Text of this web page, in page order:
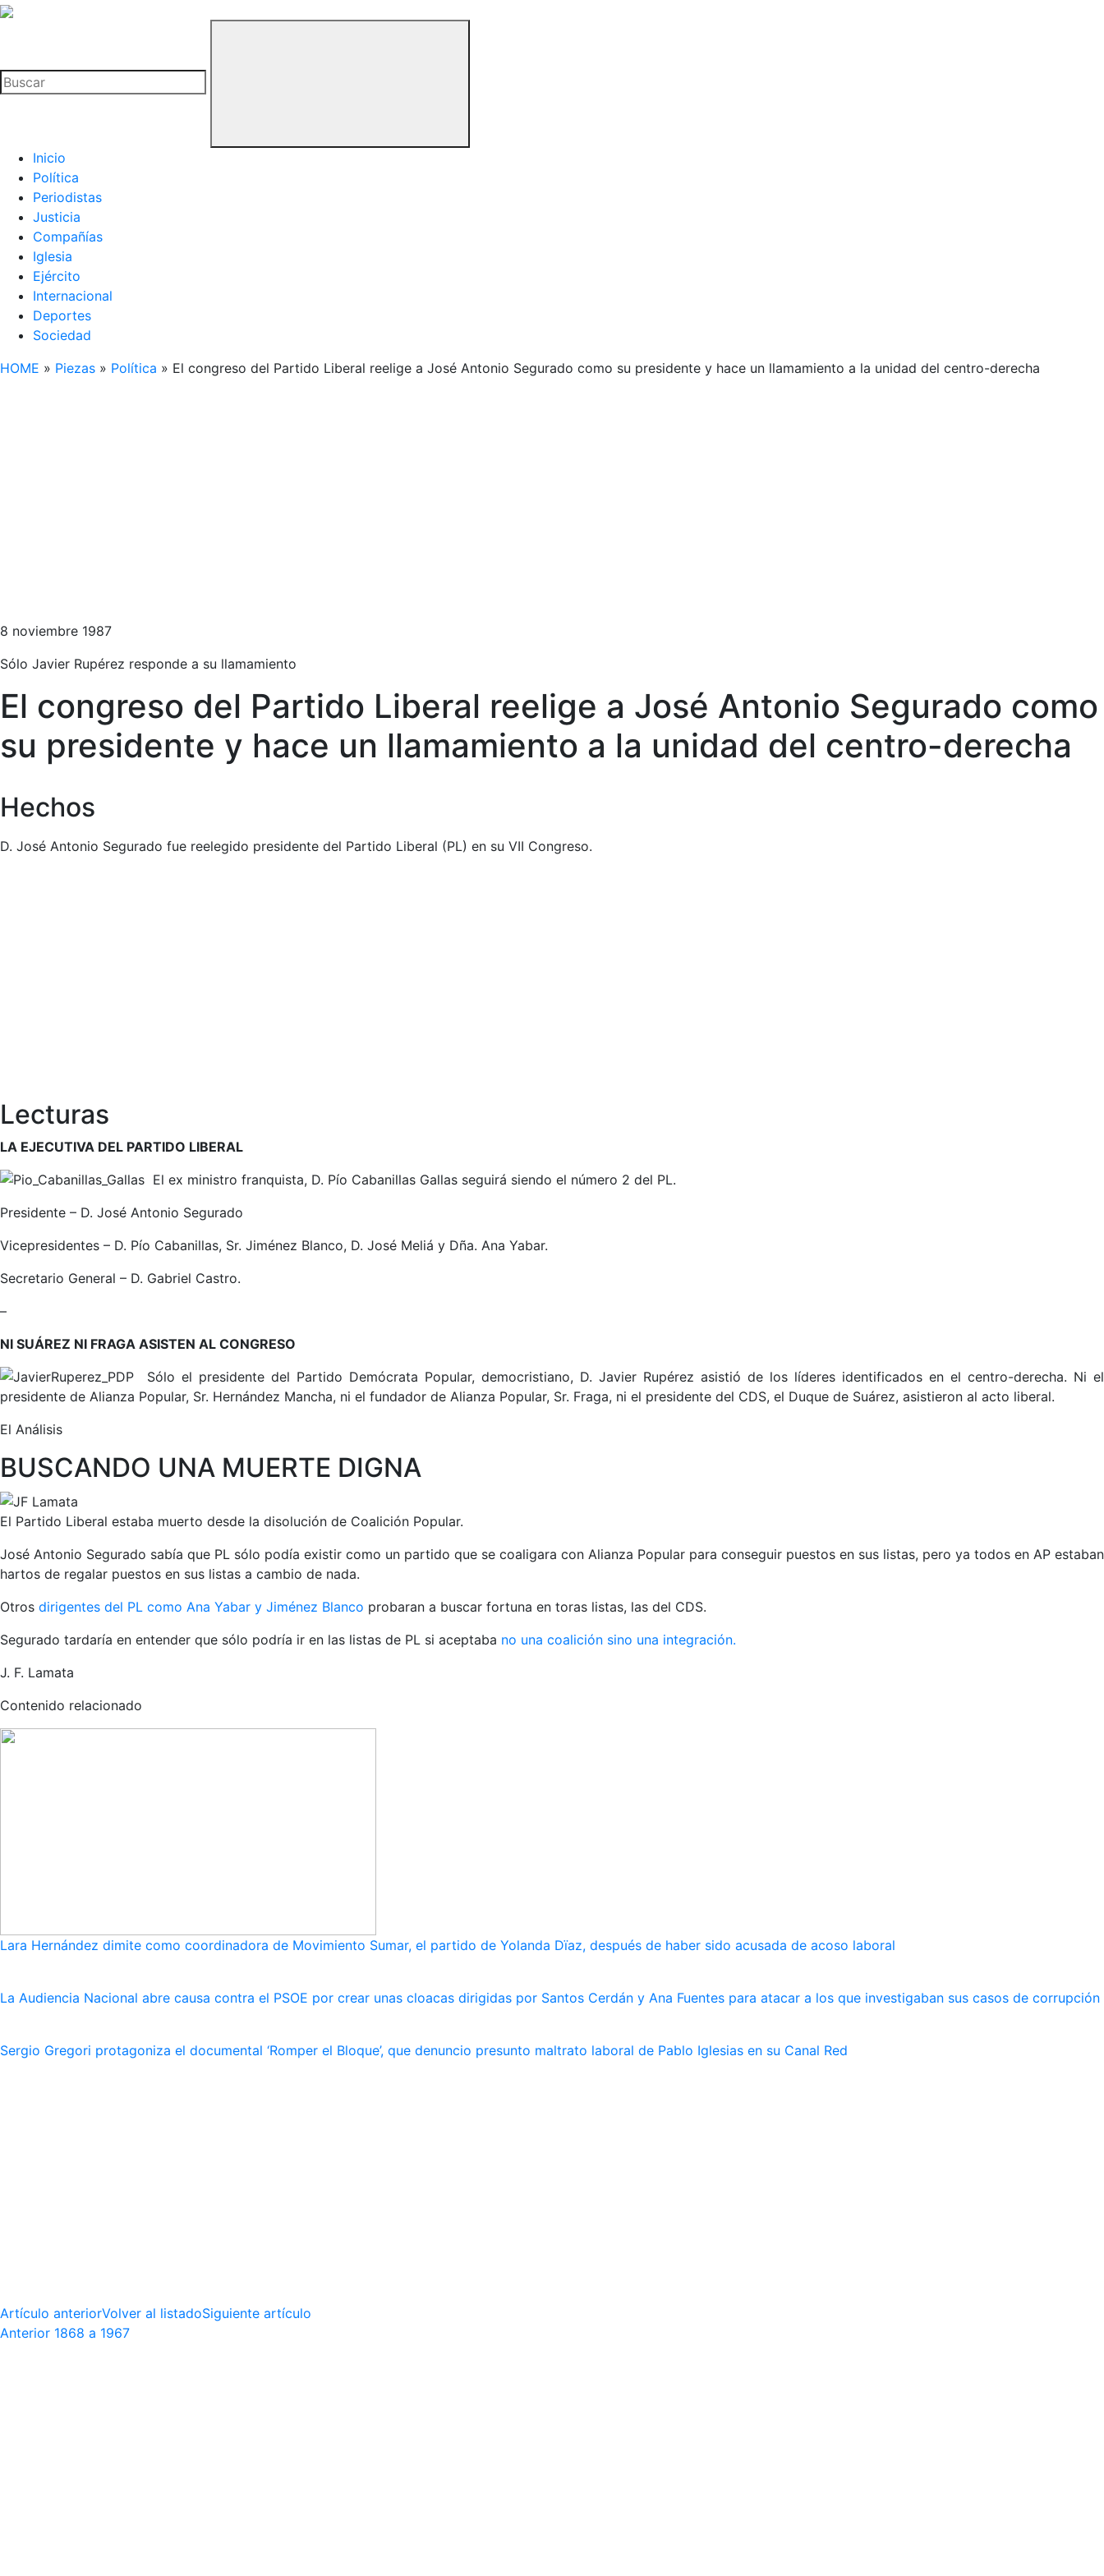
La
Buitre
Inicio
Política
Periodistas
Justicia
Compañías
Iglesia
Ejército
Internacional
Deportes
Sociedad
HOME » Piezas » Política » El congreso del Partido Liberal reelige a José Antonio Segurado como su presidente y hace un llamamiento a la unidad del centro-derecha
8 noviembre 1987
Sólo Javier Rupérez responde a su llamamiento
El congreso del Partido Liberal reelige a José Antonio Segurado como
su presidente y hace un llamamiento a la unidad del centro-derecha
Hechos
D. José Antonio Segurado fue reelegido presidente del Partido Liberal (PL) en su VII Congreso.
Lecturas
LA EJECUTIVA DEL PARTIDO LIBERAL
El ex ministro franquista, D. Pío Cabanillas Gallas seguirá siendo el número 2 del PL.
Presidente – D. José Antonio Segurado
Vicepresidentes – D. Pío Cabanillas, Sr. Jiménez Blanco, D. José Meliá y Dña. Ana Yabar.
Secretario General – D. Gabriel Castro.
–
NI SUÁREZ NI FRAGA ASISTEN AL CONGRESO
Sólo el presidente del Partido Demócrata Popular, democristiano, D. Javier Rupérez asistió de los líderes identificados en el centro-derecha. Ni el
presidente de Alianza Popular, Sr. Hernández Mancha, ni el fundador de Alianza Popular, Sr. Fraga, ni el presidente del CDS, el Duque de Suárez, asistieron al acto liberal.
El Análisis
BUSCANDO UNA MUERTE DIGNA
El Partido Liberal estaba muerto desde la disolución de Coalición Popular.
José Antonio Segurado sabía que PL sólo podía existir como un partido que se coaligara con Alianza Popular para conseguir puestos en sus listas, pero ya todos en AP estaban
hartos de regalar puestos en sus listas a cambio de nada.
Otros dirigentes del PL como Ana Yabar y Jiménez Blanco probaran a buscar fortuna en toras listas, las del CDS.
Segurado tardaría en entender que sólo podría ir en las listas de PL si aceptaba no una coalición sino una integración.
J. F. Lamata
Contenido relacionado
Lara Hernández dimite como coordinadora de Movimiento Sumar, el partido de Yolanda Dïaz, después de haber sido acusada de acoso laboral
La Audiencia Nacional abre causa contra el PSOE por crear unas cloacas dirigidas por Santos Cerdán y Ana Fuentes para atacar a los que investigaban sus casos de corrupción
Sergio Gregori protagoniza el documental ‘Romper el Bloque’, que denuncio presunto maltrato laboral de Pablo Iglesias en su Canal Red
Artículo anteriorVolver al listadoSiguiente artículo
Anterior 1868 a 1967